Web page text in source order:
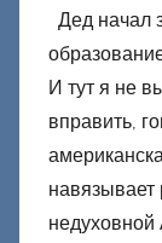
Дед начал
И тут я не
вправить,
навязывает